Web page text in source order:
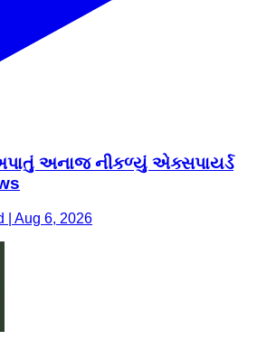
અનાજ નીકળ્યું એક્સપાયર્ડ
| Aug 6, 2026